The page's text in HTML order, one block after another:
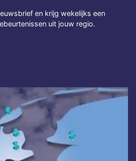
en krijg wekelijks een
uit jouw regio.